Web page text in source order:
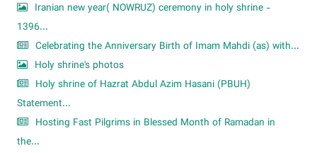
Iranian new year( NOWRUZ) ceremony in holy shrine -
1396...
Celebrating the Anniversary Birth of Imam Mahdi (as) with...
Holy shrine's photos
Holy shrine of Hazrat Abdul Azim Hasani (PBUH)
Statement...
Hosting Fast Pilgrims in Blessed Month of Ramadan in
the...